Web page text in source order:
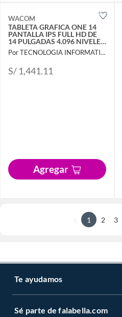
WACOM
TABLETA GRAFICA ONE 14
PANTALLA IPS FULL HD DE
14 PULGADAS 4.096 NIVELES
DE PRESIÓN PARA DIBUJO
DIGITAL PRECISO.
Por TECNOLOGIA INFORMATICA Y CONSULTORIA
S/ 1,441.11
Agregar
1 2 3
Te ayudamos
Sé parte de falabella.com